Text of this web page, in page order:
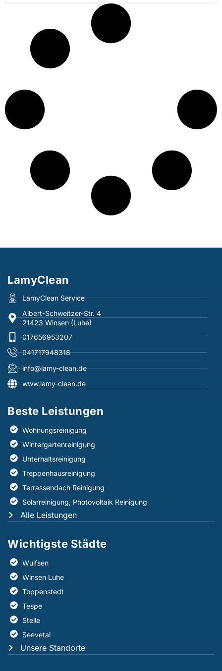
LamyClean
LamyClean Service
Albert-Schweitzer-Str. 4
21423 Winsen (Luhe)
017656953207
041717948318
info@lamy-clean.de
www.lamy-clean.de
Beste Leistungen​
Wohnungsreinigung
Wintergartenreinigung
Unterhaltsreinigung
Treppenhausreinigung
Terrassendach Reinigung
Solarreinigung, Photovoltaik Reinigung
Alle Leistungen
Wichtigste Städte
Wulfsen
Winsen Luhe
Toppenstedt
Tespe
Stelle
Seevetal
Unsere Standorte